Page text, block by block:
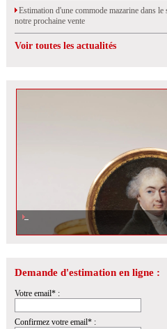
Estimation d'une commode mazarine dans le
notre prochaine vente
Voir toutes les actualités
Demande d'estimation en ligne :
Votre email* :
Confirmez votre email* :